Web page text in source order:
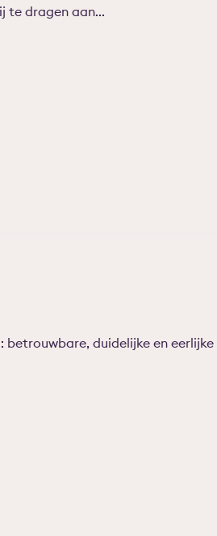
te dragen aan...
betrouwbare, duidelijke en eerlijke